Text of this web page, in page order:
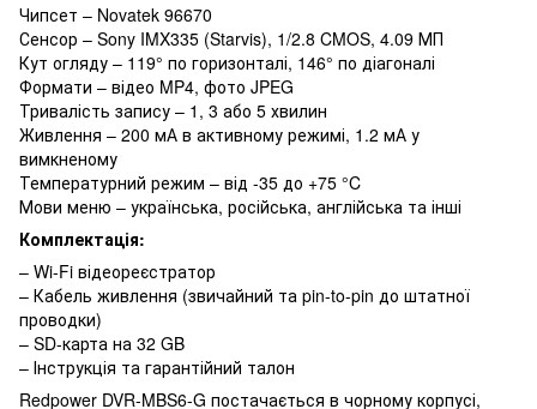
Чипсет – Novatek 96670
Сенсор – Sony IMX335 (Starvis), 1/2.8 CMOS, 4.09 МП
Кут огляду – 119° по горизонталі, 146° по діагоналі
Формати – відео MP4, фото JPEG
Тривалість запису – 1, 3 або 5 хвилин
Живлення – 200 мА в активному режимі, 1.2 мА у
вимкненому
Температурний режим – від -35 до +75 °C
Мови меню – українська, російська, англійська та інші
Комплектація:
– Wi-Fi відеореєстратор
– Кабель живлення (звичайний та pin-to-pin до штатної
проводки)
– SD-карта на 32 GB
– Інструкція та гарантійний талон
Redpower DVR-MBS6-G постачається в чорному корпусі,